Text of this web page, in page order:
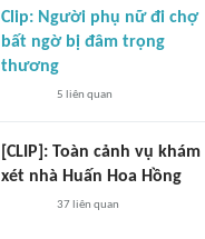
Clip: Người phụ nữ đi chợ
bất ngờ bị đâm trọng
thương
5 liên quan
[CLIP]: Toàn cảnh vụ khám
xét nhà Huấn Hoa Hồng
37liên quan